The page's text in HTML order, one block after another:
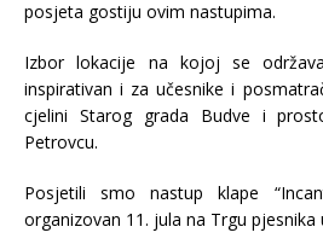
posjeta gostiju ovim nastupima.
Izbor lokacije na kojoj se
inspirativan i za učesnike i
cjelini Starog grada Budve i
Petrovcu.
Posjetili smo nastup klape
organizovan 11. jula na Trgu pjesnika